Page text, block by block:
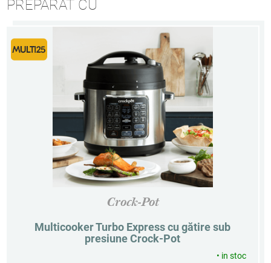
PREPARAT CU
Crock-Pot
Multicooker Turbo Express cu gătire sub
presiune Crock-Pot
• in stoc